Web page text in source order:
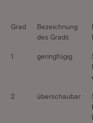
Grad
Bezeichnung
des Grads
1 geringfügig
2 überschaubar